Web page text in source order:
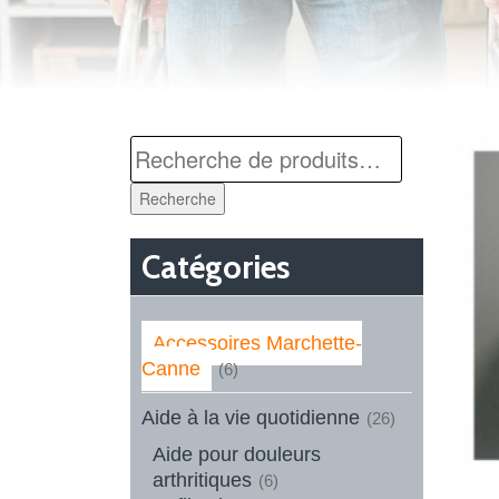
Recherche
Catégories
Accessoires Marchette-
Canne
(6)
Aide à la vie quotidienne (26)
Aide pour douleurs
arthritiques (6)